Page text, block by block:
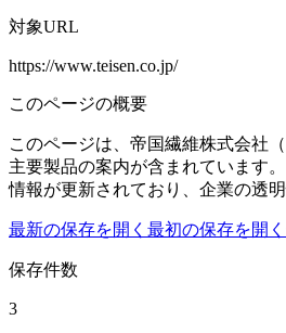
対象URL
https://www.teisen.co.jp/
このページの概要
このページは、帝国繊維株式会社
主要製品の案内が含まれています
情報が更新されており、企業の透
最新の保存を開く 最初の保存を開く
保存件数
3